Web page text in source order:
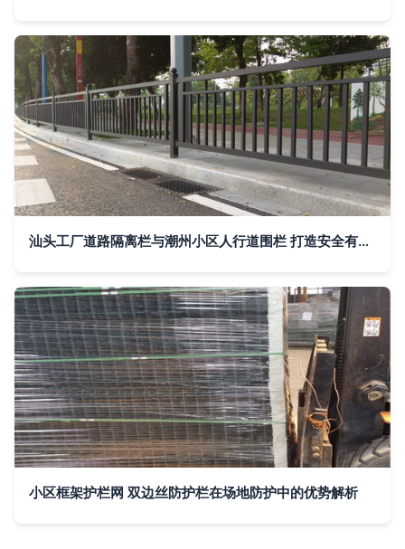
汕头工厂道路隔离栏与潮州小区人行道围栏 打造安全有序的场域屏障
小区框架护栏网 双边丝防护栏在场地防护中的优势解析